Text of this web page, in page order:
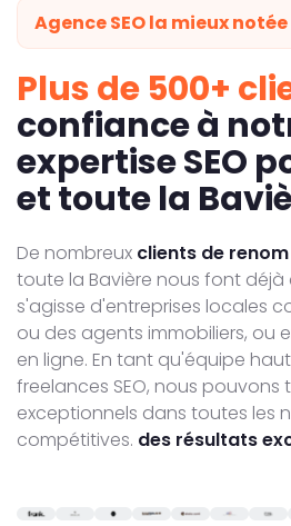
Agence SEO la mieux
Plus de 500+
confiance à
expertise SEO
et toute la
De nombreux clients de renom
toute la Bavière nous font déjà
s'agisse d'entreprises locales
ou des agents immobiliers, ou
en ligne. En tant qu'équipe
freelances SEO, nous pouvons
exceptionnels dans toutes les
compétitives. des résultats